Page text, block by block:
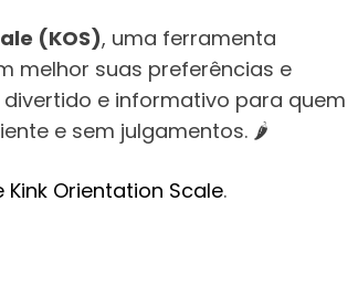
(KOS), uma ferramenta
melhor suas preferências e
divertido e informativo para quem
e sem julgamentos. 🌶️
Kink Orientation Scale.